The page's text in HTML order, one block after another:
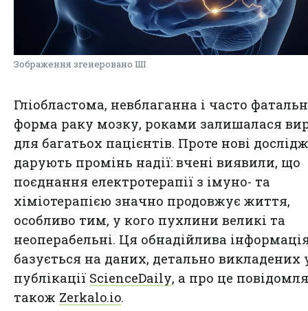
Зображення згенеровано ШІ
Гліобластома, невблаганна і часто
форма раку мозку, роками залишалася
для багатьох пацієнтів. Проте нові
дарують промінь надії: вчені виявили, що
поєднання електротерапії з імуно- та
хіміотерапією значно продовжує життя,
особливо тим, у кого пухлини великі та
неоперабельні. Ця обнадійлива
базується на даних, детально викладених
публікації ScienceDaily, а про це
також Zerkalo.io.